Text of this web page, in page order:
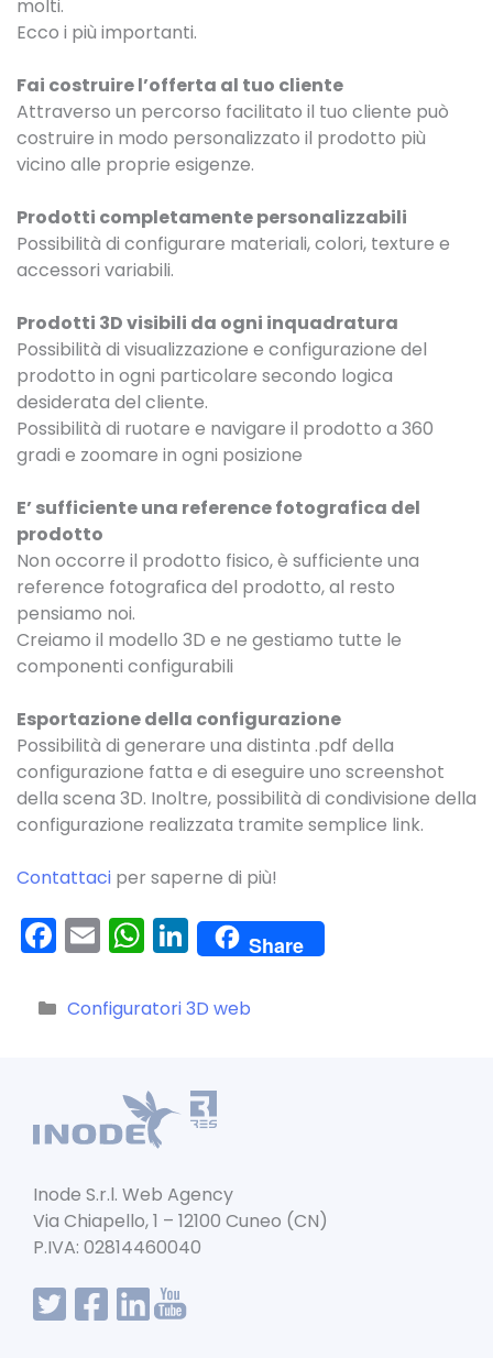
molti.
Ecco i più importanti.
Fai costruire l’offerta al tuo cliente
Attraverso un percorso facilitato il tuo cliente può
costruire in modo personalizzato il prodotto più
vicino alle proprie esigenze.
Prodotti completamente personalizzabili
Possibilità di configurare materiali, colori, texture e
accessori variabili.
Prodotti 3D visibili da ogni inquadratura
Possibilità di visualizzazione e configurazione del
prodotto in ogni particolare secondo logica
desiderata del cliente.
Possibilità di ruotare e navigare il prodotto a 360
gradi e zoomare in ogni posizione
E’ sufficiente una reference fotografica del
prodotto
Non occorre il prodotto fisico, è sufficiente una
reference fotografica del prodotto, al resto
pensiamo noi.
Creiamo il modello 3D e ne gestiamo tutte le
componenti configurabili
Esportazione della configurazione
Possibilità di generare una distinta .pdf della
configurazione fatta e di eseguire uno screenshot
della scena 3D. Inoltre, possibilità di condivisione della
configurazione realizzata tramite semplice link.
Contattaci per saperne di più!
F
c
o
o
k
E
ai
W
a
p
p
Li
n
k
n
Share
Categorie
Configuratori 3D web
Inode S.r.l. Web Agency
Via Chiapello, 1 – 12100 Cuneo (CN)
P.IVA: 02814460040